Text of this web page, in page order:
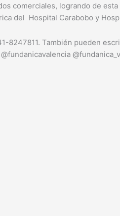
comerciales, logrando de
del Hospital Carabobo y
8247811. También pueden